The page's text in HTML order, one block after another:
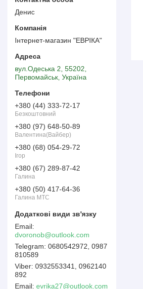
Денис
Інтернет-магазин "ЕВРІКА"
вул.Одеська 2, 55202,
Первомайськ, Україна
+380 (44) 333-72-17
Безкоштовний
+380 (97) 648-50-89
Валентина(Вайбер)
+380 (68) 054-29-72
Ігор
+380 (67) 289-87-42
Галина
+380 (50) 417-64-36
Галина МТС
dvoronob@outlook.com
0680542972, 0987
810589
0932553341, 0962140
892
Email evrika27@outlook.com